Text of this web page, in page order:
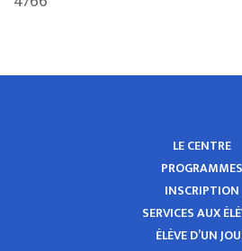
LE CENTRE
PROGRAMMES
INSCRIPTION
SERVICES AUX
ÉLÈVE D’UN